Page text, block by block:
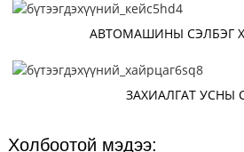
АВТОМАШИНЫ СЭЛБЭГ
ЗАХИАЛГАТ УСНЫ
Холбоотой мэдээ: